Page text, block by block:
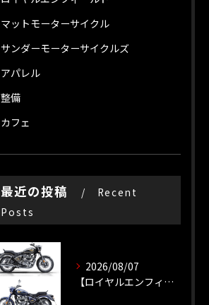
マットモーターサイクル
サンダーモーターサイクルズ
アパレル
整備
カフェ
最近の投稿
Recent
Posts
2026/08/07
【ロイヤルエンフィールド】【新車種】